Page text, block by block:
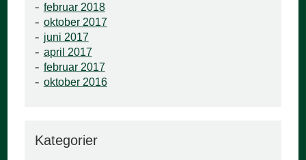
februar 2018
oktober 2017
juni 2017
april 2017
februar 2017
oktober 2016
Kategorier